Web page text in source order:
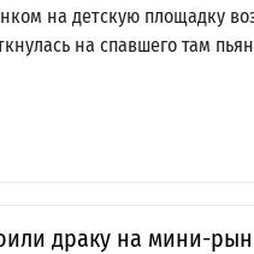
на детскую площадку
на спавшего там
драку на мини-